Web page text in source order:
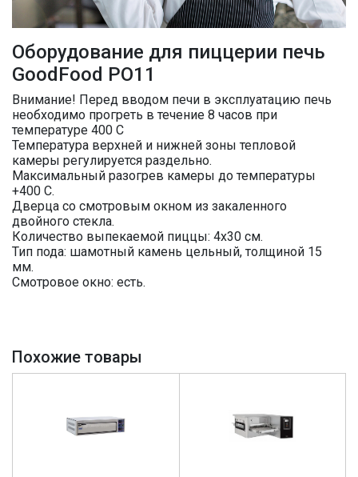
Оборудование для пиццерии печь
GoodFood PO11
Внимание! Перед вводом печи в эксплуатацию печь
необходимо прогреть в течение 8 часов при
температуре 400 C
Температура верхней и нижней зоны тепловой
камеры регулируется раздельно.
Максимальный разогрев камеры до температуры
+400 С.
Дверца со смотровым окном из закаленного
двойного стекла.
Количество выпекаемой пиццы: 4х30 см.
Тип пода: шамотный камень цельный, толщиной 15
мм.
Смотровое окно: есть.
Похожие товары